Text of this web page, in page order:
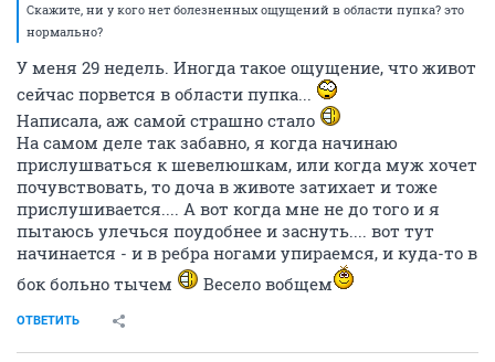
Скажите, ни у кого нет болезненных ощущений в области пупка? это
нормально?
У меня 29 недель. Иногда такое ощущение, что живот
сейчас порвется в области пупка...
Написала, аж самой страшно стало
На самом деле так забавно, я когда начинаю
прислушваться к шевелюшкам, или когда муж хочет
почувствовать, то доча в животе затихает и тоже
прислушивается.... А вот когда мне не до того и я
пытаюсь улечься поудобнее и заснуть.... вот тут
начинается - и в ребра ногами упираемся, и куда-то в
бок больно тычем
Весело вобщем
ОТВЕТИТЬ